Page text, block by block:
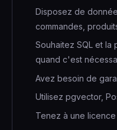
Disposez de
commandes,
Souhaitez SQL et la
quand c'est
Avez besoin de
Utilisez pgvector,
Tenez à une